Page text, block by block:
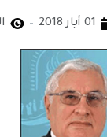
01 أيار 2018